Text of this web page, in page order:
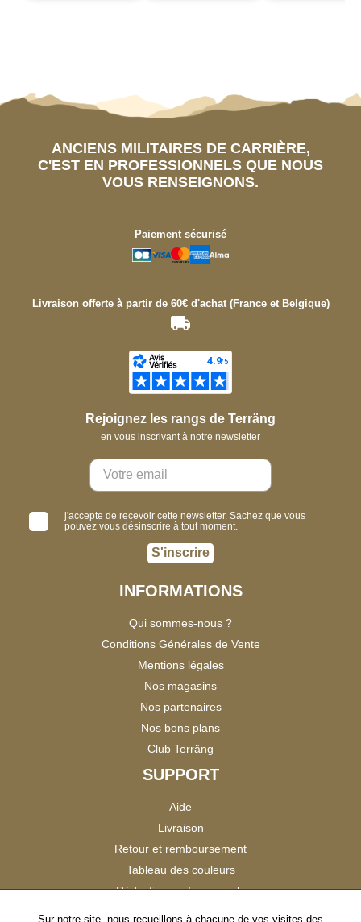
ANCIENS MILITAIRES DE CARRIÈRE,
C'EST EN PROFESSIONNELS QUE NOUS
VOUS RENSEIGNONS.
Paiement sécurisé
Livraison offerte à partir de 60€ d'achat (France et Belgique)
Rejoignez les rangs de Terräng
en vous inscrivant à notre newsletter
j'accepte de recevoir cette newsletter. Sachez que vous
pouvez vous désinscrire à tout moment.
S'inscrire
INFORMATIONS
Qui sommes-nous ?
Conditions Générales de Vente
Mentions légales
Nos magasins
Nos partenaires
Nos bons plans
Club Terräng
SUPPORT
Aide
Livraison
Retour et remboursement
Tableau des couleurs
Réduction professionnels
Sur notre site, nous recueillons à chacune de vos visites des